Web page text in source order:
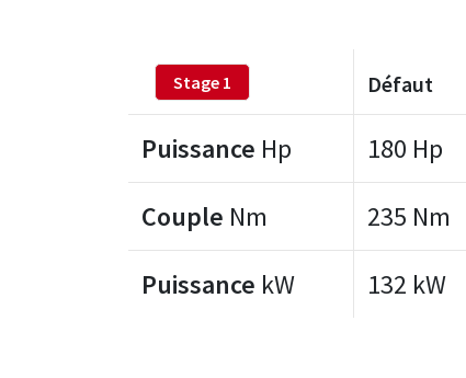
Stage 1 Défaut
Puissance Hp 180 Hp
Couple Nm 235 Nm
Puissance kW 132 kW